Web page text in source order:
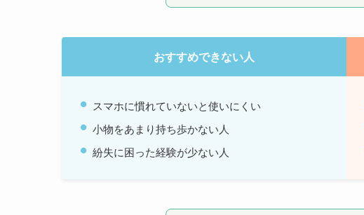
おすすめできない人
スマホに慣れていないと使いにくい
小物をあまり持ち歩かない人
紛失に困った経験が少ない人